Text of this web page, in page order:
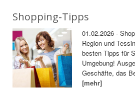
Shopping-Tipps
01.02.2026 -
Region und
besten Tipps für
Umgebung!
Geschäfte, das
[mehr]